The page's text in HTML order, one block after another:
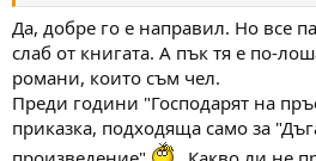
Да, добре го е направил. Но все
слаб от книгата. А пък тя е по-
романи, които съм чел.
Преди години "Господарят на
приказка, подходяща само за